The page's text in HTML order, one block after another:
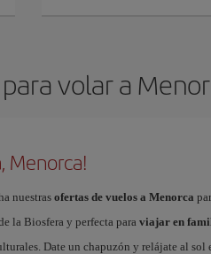
volar a
Menorca!
nuestrasofertas de vuelos a Menorca
la Biosfera y perfecta para viajar en
Date un chapuzón y relájate al sol